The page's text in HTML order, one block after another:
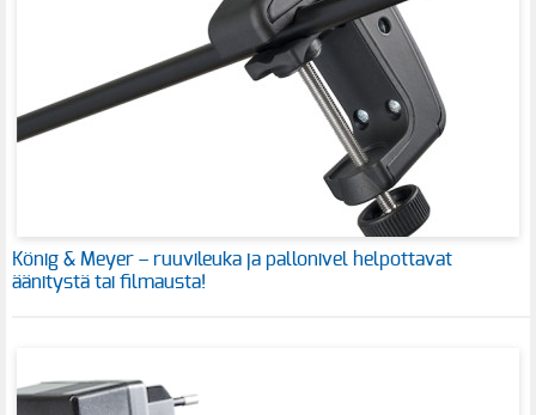
König & Meyer – ruuvileuka ja pallonivel helpottavat
äänitystä tai filmausta!